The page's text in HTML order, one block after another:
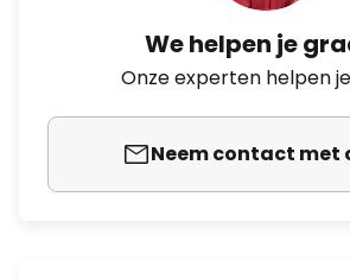
We helpen je
Onze experten helpen
Neem contact met